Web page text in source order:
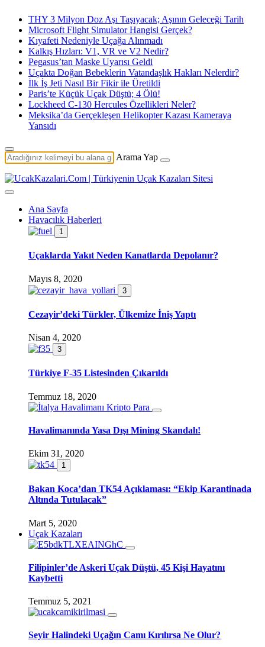
THY 3 Milyon Doz Aşı Taşıyacak; Aşının Geleceği Tarih
Microsoft Flight Simulator Hangisi Gerçek?
Kıyafeti Nedeniyle Uçağa Alınmadı
Kalkış Hızları: V1, VR ve V2 Nedir?
Pegasus’tan Maske Uyarısı Geldi
Uçakta Doğan Bebeklerin Vatandaşlık Hakları Nelerdir?
İlk İş Jeti Nasıl Bir Fikir ile Üretildi
Paris’te Küçük Uçak Düştü; 4 Ölü!
Lockheed C-130 Hercules Özellikleri Neler?
Meksika’da Gerçekleşen Helikopter Kazası Kameraya
Yansıdı
Arama Yap
Ana Sayfa
Havacılık Haberleri
1
Uçaklarda Yakıt Neden Kanatlarda Depolanır?
Mayıs 8, 2020
3
Cezayir’deki Türkler, Ülkemize İniş Yaptı
Nisan 4, 2020
3
Türkiye F-35 Listesinden Çıkarıldı
Temmuz 18, 2020
Havalimanında Yasa Dışı Mining Skandalı!
Ekim 31, 2020
1
Bakan Koca’dan TK54 Açıklaması: “Ekip Karantinada
Altında Tutulacak”
Mart 5, 2020
Uçak Kazaları
Filipinler’de Askeri Uçak Düştü, 45 Kişi Hayatını
Kaybetti
Temmuz 5, 2021
Seyir Halindeki Uçağın Camı Kırılırsa Ne Olur?